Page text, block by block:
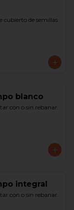
cubierto de semillas
blanco
con o sin rebanar.
integral
con o sin rebanar.